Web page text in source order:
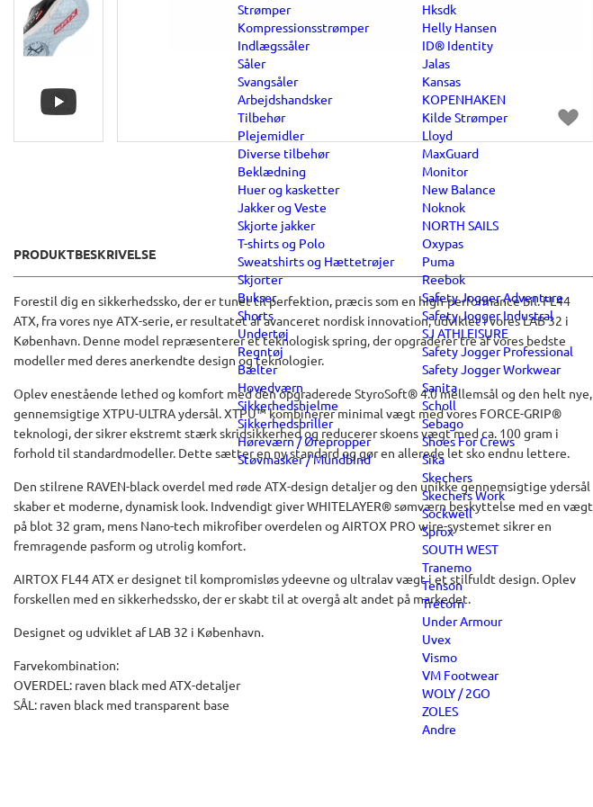
Strømper
Kompressionsstrømper
Indlægssåler
Såler
Svangsåler
Arbejdshandsker
Tilbehør
Plejemidler
Diverse tilbehør
Beklædning
Huer og kasketter
Jakker og Veste
Skjorte jakker
T-shirts og Polo
Sweatshirts og Hættetrøjer
Skjorter
Bukser
Shorts
Undertøj
Regntøj
Bælter
Hovedværn
Sikkerhedshjelme
Sikkerhedsbriller
Høreværn / Ørepropper
Støvmasker / Mundbind
Hksdk
Helly Hansen
ID® Identity
Jalas
Kansas
KOPENHAKEN
Kilde Strømper
Lloyd
MaxGuard
Monitor
New Balance
Noknok
NORTH SAILS
Oxypas
Puma
Reebok
Safety Jogger Adventure
Safety Jogger Industral
SJ ATHLEISURE
Safety Jogger Professional
Safety Jogger Workwear
Sanita
Scholl
Sebago
Shoes For Crews
Sika
Skechers
Skechers Work
Sockwell
Sprox
SOUTH WEST
Tranemo
Tenson
Tretorn
Under Armour
Uvex
Vismo
VM Footwear
WOLY / 2GO
ZOLES
Andre
PRODUKTBESKRIVELSE
Forestil dig en sikkerhedssko, der er tunet til perfektion, præcis som en high-performance bil. FL44
ATX, fra vores nye ATX-serie, er resultatet af avanceret nordisk innovation, udviklet i vores LAB 32 i
København. Denne model repræsenterer et teknologisk spring, der opgraderer tre af vores bedste
modeller med deres anerkendte design og teknologier.
Oplev enestående lethed og komfort med den opgraderede StyroSoft® 4.0 mellemsål og den helt nye,
gennemsigtige XTPU-ULTRA ydersål. XTPU™ kombinerer minimal vægt med vores FORCE-GRIP®
teknologi, der sikrer ekstremt stærk skridsikkerhed og reducerer skoens vægt med ca. 100 gram i
forhold til standardmodeller. Dette sætter en ny standard og gør en allerede let sko endnu lettere.
Den stilrene RAVEN-black overdel med røde ATX-design detaljer og den unikke gennemsigtige ydersål
skaber et moderne, dynamisk look. Indvendigt giver WHITELAYER® sømværn beskyttelse med en vægt
på blot 32 gram, mens Nano-tech mikrofiber overdelen og AIRTOX PRO wire-systemet sikrer en
fremragende pasform og utrolig komfort.
AIRTOX FL44 ATX er designet til kompromisløs ydeevne og ultralav vægt i et stilfuldt design. Oplev
forskellen med en sikkerhedssko, der er skabt til at overgå alt andet på markedet.
Designet og udviklet af LAB 32 i København.
Farvekombination:
OVERDEL: raven black med ATX-detaljer
SÅL: raven black med transparent base